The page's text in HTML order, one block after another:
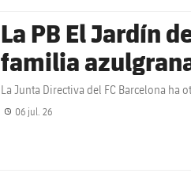
La PB El Jardín
familia
La Junta Directiva del FC Barcelona ha
label.share.clock
06 jul. 26